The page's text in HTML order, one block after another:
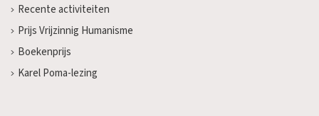
Recente activiteiten
Prijs Vrijzinnig Humanisme
Boekenprijs
Karel Poma-lezing